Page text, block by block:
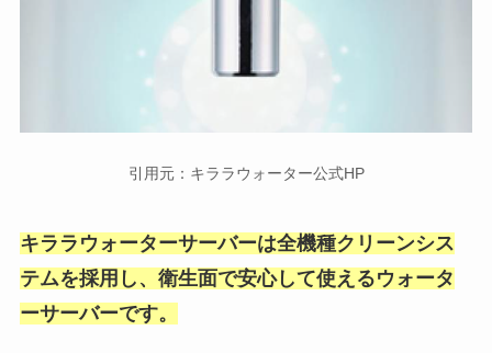
引用元：キララウォーター公式HP
キララウォーターサーバーは全機種クリーンシス
テムを採用し、衛生面で安心して使えるウォータ
ーサーバーです。